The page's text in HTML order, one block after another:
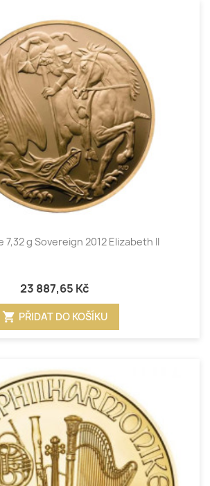
7,32 g Sovereign 2012 Elizabeth II
23 887,65 Kč
shopping_cart PŘIDAT DO KOŠÍKU